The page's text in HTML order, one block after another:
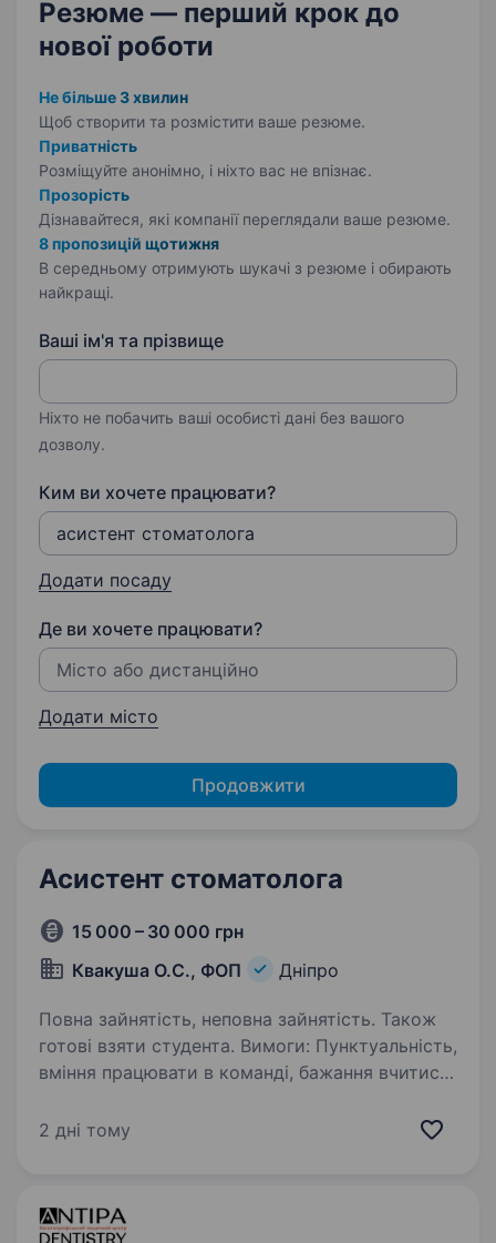
Резюме — перший крок до
нової роботи
Не більше 3 хвилин
Щоб створити та розмістити ваше резюме.
Приватність
Розміщуйте анонімно, і ніхто вас не впізнає.
Прозорість
Дізнавайтеся, які компанії переглядали ваше резюме.
8 пропозицій щотижня
В середньому отримують шукачі з резюме і обирають
найкращі.
Ваші ім'я та прізвище
Ніхто не побачить ваші особисті дані без вашого
дозволу.
Ким ви хочете працювати?
Додати посаду
Де ви хочете працювати?
Додати місто
Продовжити
Асистент стоматолога
15 000 – 30 000 грн
Квакуша О.С., ФОП
Дніпро
Повна зайнятість, неповна зайнятість. Також
готові взяти студента. Вимоги: Пунктуальність,
вміння працювати в команді, бажання вчитись
Офіційне працевлаштування. Своєчасна
2 дні тому